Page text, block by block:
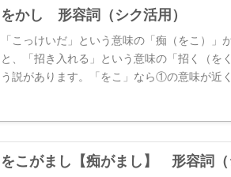
をかし 形容詞（シク活用）
「こっけいだ」という意味の「痴（をこ）」
と、「招き入れる」という意味の「招く（を
う説があります。「をこ」なら①の意味が近
が近いことになります。古くは①の意味が多
をこがまし【痴がまし】 形容詞（